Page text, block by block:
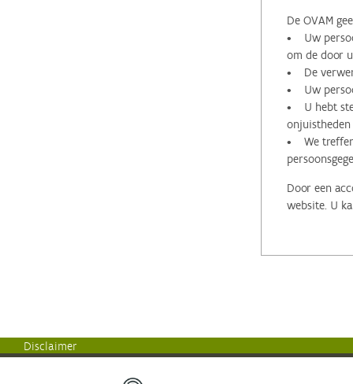
De OVAM
• Uw
om de door
• De
• Uw
• U hebt
onjuistheden
• We treffen
Door een
website. U
Disclaimer